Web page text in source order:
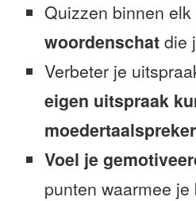
Quizzen binnen
woordenschat die
Verbeter je
eigen uitspraak
Voel je
punten waarmee